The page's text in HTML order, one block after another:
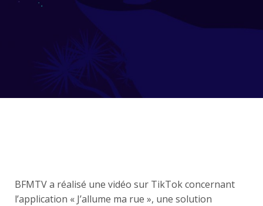
BFMTV a réalisé une vidéo sur TikTok concernant
l’application « J’allume ma rue », une solution